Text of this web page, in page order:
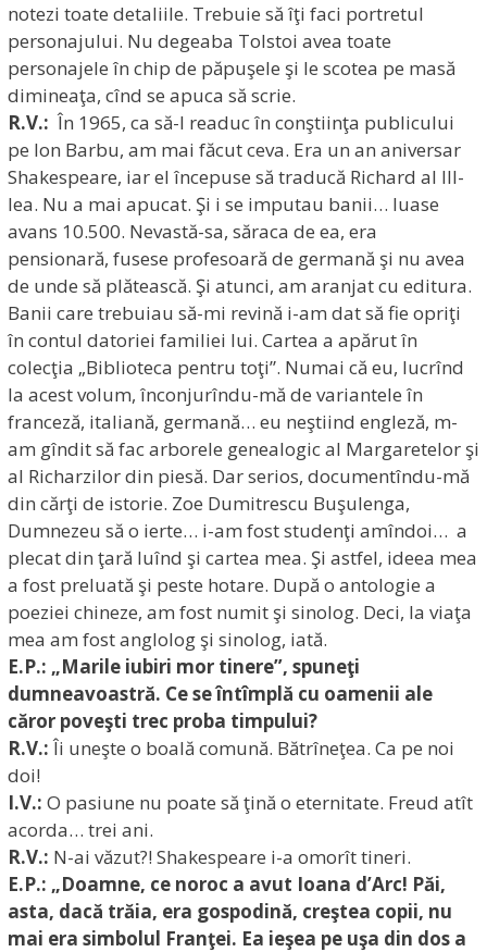
notezi toate detaliile. Trebuie să îţi faci portretul
personajului. Nu degeaba Tolstoi avea toate
personajele în chip de păpuşele şi le scotea pe masă
dimineaţa, cînd se apuca să scrie.
R.V.: În 1965, ca să-l readuc în conştiinţa publicului
pe Ion Barbu, am mai făcut ceva. Era un an aniversar
Shakespeare, iar el începuse să traducă Richard al III-
lea. Nu a mai apucat. Şi i se imputau banii… luase
avans 10.500. Nevastă-sa, săraca de ea, era
pensionară, fusese profesoară de germană şi nu avea
de unde să plătească. Şi atunci, am aranjat cu editura.
Banii care trebuiau să-mi revină i-am dat să fie opriţi
în contul datoriei familiei lui. Cartea a apărut în
colecţia „Biblioteca pentru toţi”. Numai că eu, lucrînd
la acest volum, înconjurîndu-mă de variantele în
franceză, italiană, germană… eu neştiind engleză, m-
am gîndit să fac arborele genealogic al Margaretelor şi
al Richarzilor din piesă. Dar serios, documentîndu-mă
din cărţi de istorie. Zoe Dumitrescu Buşulenga,
Dumnezeu să o ierte… i-am fost studenţi amîndoi… a
plecat din ţară luînd şi cartea mea. Şi astfel, ideea mea
a fost preluată şi peste hotare. După o antologie a
poeziei chineze, am fost numit şi sinolog. Deci, la viaţa
mea am fost anglolog şi sinolog, iată.
E.P.: „Marile iubiri mor tinere”, spuneţi
dumneavoastră. Ce se întîmplă cu oamenii ale
căror poveşti trec proba timpului?
R.V.:Îi uneşte o boală comună. Bătrîneţea. Ca pe noi
doi!
I.V.: O pasiune nu poate să ţină o eternitate. Freud atît
acorda… trei ani.
R.V.: N-ai văzut?! Shakespeare i-a omorît tineri.
E.P.: „Doamne, ce noroc a avut Ioana d’Arc! Păi,
asta, dacă trăia, era gospodină, creştea copii, nu
mai era simbolul Franţei. Ea ieşea pe uşa din dos a